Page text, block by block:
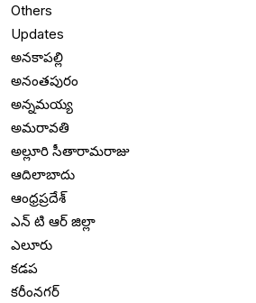
Others
Updates
అనకాపల్లి
అనంతపురం
అన్నమయ్య
అమరావతి
అల్లూరి సీతారామరాజు
ఆదిలాబాదు
ఆంధ్రప్రదేశ్
ఎన్ టి ఆర్ జిల్లా
ఎలూరు
కడప
కరీంనగర్